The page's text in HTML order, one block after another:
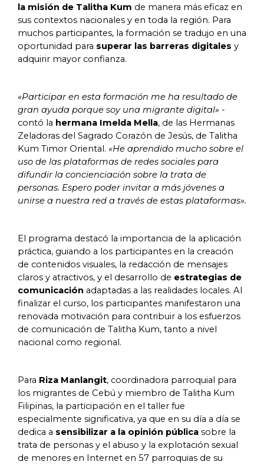
la misión de Talitha Kum de manera más eficaz en
sus contextos nacionales y en toda la región. Para
muchos participantes, la formación se tradujo en una
oportunidad para superar las barreras digitales y
adquirir mayor confianza.
«Participar en esta formación me ha resultado de
gran ayuda porque soy una migrante digital» -
contó la hermana Imelda Mella, de las Hermanas
Zeladoras del Sagrado Corazón de Jesús, de Talitha
Kum Timor Oriental. «He aprendido mucho sobre el
uso de las plataformas de redes sociales para
difundir la concienciación sobre la trata de
personas. Espero poder invitar a más jóvenes a
unirse a nuestra red a través de estas plataformas».
El programa destacó la importancia de la aplicación
práctica, guiando a los participantes en la creación
de contenidos visuales, la redacción de mensajes
claros y atractivos, y el desarrollo de estrategias de
comunicación adaptadas a las realidades locales. Al
finalizar el curso, los participantes manifestaron una
renovada motivación para contribuir a los esfuerzos
de comunicación de Talitha Kum, tanto a nivel
nacional como regional.
Para Riza Manlangit, coordinadora parroquial para
los migrantes de Cebú y miembro de Talitha Kum
Filipinas, la participación en el taller fue
especialmente significativa, ya que en su día a día se
dedica a sensibilizar a la opinión pública sobre la
trata de personas y el abuso y la explotación sexual
de menores en Internet en 57 parroquias de su